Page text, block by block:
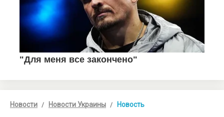
Новости Новости Украины Новость